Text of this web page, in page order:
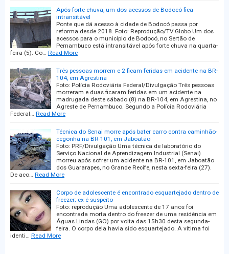
Após forte chuva, um dos acessos de Bodocó fica
intransitável
Ponte que dá acesso à cidade de Bodocó passa por
reforma desde 2018. Foto: Reprodução/TV Globo Um dos
acessos para o município de Bodocó, no Sertão de
Pernambuco está intransitável após forte chuva na quarta-
feira (5). Co… Read More
Três pessoas morrem e 2 ficam feridas em acidente na BR-
104, em Agrestina
Foto: Polícia Rodoviária Federal/Divulgação Três pessoas
morreram e duas ficaram feridas em um acidente na
madrugada deste sábado (8) na BR-104, em Agrestina, no
Agreste de Pernambuco. Segundo a Polícia Rodoviária
Federal… Read More
Técnica do Senai morre após bater carro contra caminhão-
cegonha na BR-101, em Jaboatão
Foto: PRF/Divulgação Uma técnica de laboratório do
Serviço Nacional de Aprendizagem Industrial (Senai)
morreu após sofrer um acidente na BR-101, em Jaboatão
dos Guararapes, no Grande Recife, nesta sexta-feira (27).
De aco… Read More
Corpo de adolescente é encontrado esquartejado dentro de
freezer; ex é suspeito
Foto: reprodução Uma adolescente de 17 anos foi
encontrada morta dentro do freezer de uma residência em
Águas Lindas (GO) por volta das 15h30 desta segunda-
feira. O corpo dela havia sido esquartejado. A vítima foi
identi… Read More